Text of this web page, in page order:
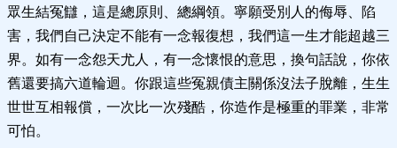
眾生結冤讎，這是總原則、總綱領。寧願受別人的侮辱、陷
害，我們自己決定不能有一念報復想，我們這一生才能超越三
界。如有一念怨天尤人，有一念懷恨的意思，換句話說，你依
舊還要搞六道輪迴。你跟這些冤親債主關係沒法子脫離，生生
世世互相報償，一次比一次殘酷，你造作是極重的罪業，非常
可怕。